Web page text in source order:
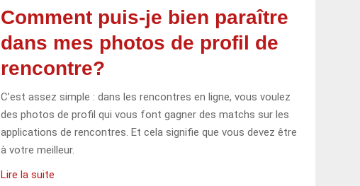
Comment puis-je bien paraître
dans mes photos de profil de
rencontre?
C’est assez simple : dans les rencontres en ligne, vous voulez
des photos de profil qui vous font gagner des matchs sur les
applications de rencontres. Et cela signifie que vous devez être
à votre meilleur.
Lire la suite